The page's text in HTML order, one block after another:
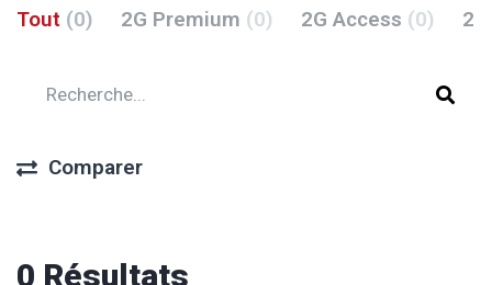
Tout (0) 2G Premium (0) 2G Access (0)
Comparer
0 Résultats